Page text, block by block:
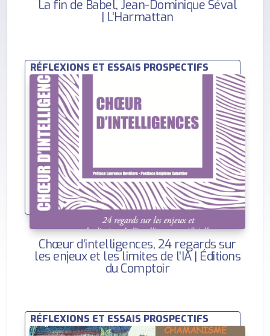
La fin de Babel, Jean-Dominique Séval
| L’Harmattan
RÉFLEXIONS ET ESSAIS PROSPECTIFS
Chœur d’intelligences, 24 regards sur
les enjeux et les limites de l’IA | Éditions
du Comptoir
RÉFLEXIONS ET ESSAIS PROSPECTIFS